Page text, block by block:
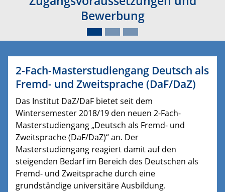
Bewerbung
2-Fach-Masterstudiengang Deutsch als
Fremd- und Zweitsprache (DaF/DaZ)
Das Institut DaZ/DaF bietet seit dem
Wintersemester 2018/19 den neuen 2-Fach-
Masterstudiengang „Deutsch als Fremd- und
Zweitsprache (DaF/DaZ)“ an. Der
Masterstudiengang reagiert damit auf den
steigenden Bedarf im Bereich des Deutschen als
Fremd- und Zweitsprache durch eine
grundständige universitäre Ausbildung.